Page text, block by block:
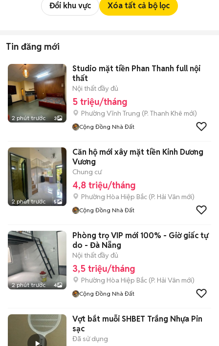
Đổi khu vực Xóa tất cả bộ lọc
Tin đăng mới
2 phút trước 3
Studio mặt tiền Phan Thanh full nội
thất
Nội thất đầy đủ
5 triệu/tháng
Phường Vĩnh Trung (P. Thanh Khê mới)
Cộng Đồng Nhà Đất
2 phút trước 5
Căn hộ mới xây mặt tiền Kinh Dương
Vương
Chung cư
4,8 triệu/tháng
Phường Hòa Hiệp Bắc (P. Hải Vân mới)
Cộng Đồng Nhà Đất
2 phút trước 4
Phòng trọ VIP mới 100% - Giờ giấc tự
do - Đà Nẵng
Nội thất đầy đủ
3,5 triệu/tháng
Phường Hòa Hiệp Bắc (P. Hải Vân mới)
Cộng Đồng Nhà Đất
Vợt bắt muỗi SHBET Trắng Nhựa Pin
sạc
Đã sử dụng